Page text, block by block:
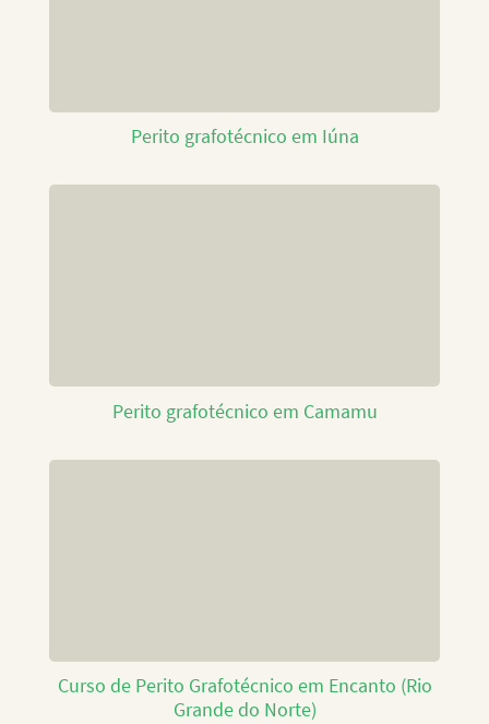
Perito grafotécnico em Iúna
Perito grafotécnico em Camamu
Curso de Perito Grafotécnico em Encanto (Rio
Grande do Norte)